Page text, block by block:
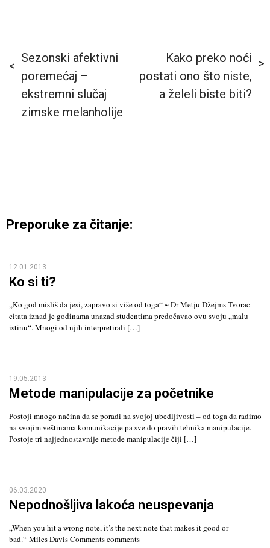
Sezonski afektivni
poremećaj –
ekstremni slučaj
zimske melanholije
Kako preko noći
postati ono što niste,
a želeli biste biti?
Preporuke za čitanje:
12.01.2013
Ko si ti?
„Ko god misliš da jesi, zapravo si više od toga“ ~ Dr Metju Džejms Tvorac
citata iznad je godinama unazad studentima predočavao ovu svoju „malu
istinu“. Mnogi od njih interpretirali […]
19.05.2013
Metode manipulacije za početnike
Postoji mnogo načina da se poradi na svojoj ubedljivosti – od toga da radimo
na svojim veštinama komunikacije pa sve do pravih tehnika manipulacije.
Postoje tri najjednostavnije metode manipulacije čiji […]
06.03.2020
Nepodnošljiva lakoća neuspevanja
„When you hit a wrong note, it’s the next note that makes it good or
bad.“ Miles Davis Comments comments